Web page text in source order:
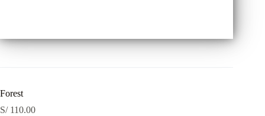
Forest
S/110.00